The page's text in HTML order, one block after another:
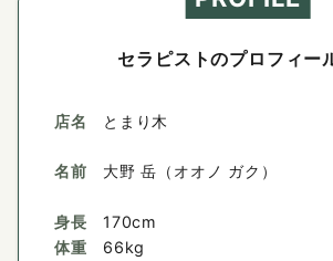
セラピストのプロフィー
店名 とまり木
名前 大野 岳（オオノ ガク）
身長
体重
170cm
66kg